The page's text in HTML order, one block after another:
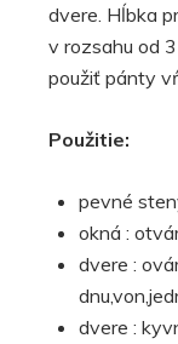
dvere. Hĺbka
v rozsahu od
použiť pánty
Použitie:
pevné
okná :
dvere :
dvere :